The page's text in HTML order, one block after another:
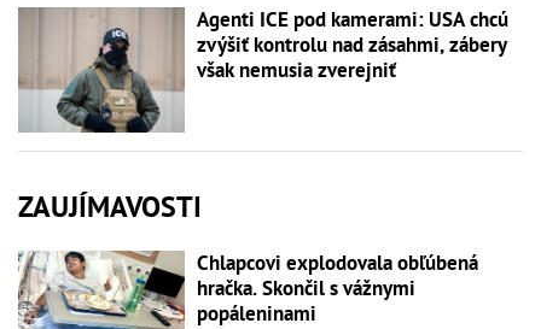
Agenti ICE pod kamerami: USA chcú
zvýšiť kontrolu nad zásahmi, zábery
však nemusia zverejniť
ZAUJÍMAVOSTI
Chlapcovi explodovala obľúbená
hračka. Skončil s vážnymi
popáleninami